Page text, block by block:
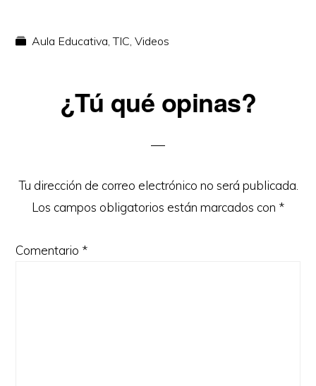
Aula Educativa,TIC,Videos
Reader
Interactions
¿Tú qué opinas?
Tu dirección de correo electrónico no será publicada.
Los campos obligatorios están marcados con *
Comentario *